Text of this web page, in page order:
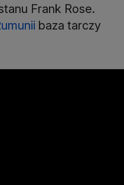
Frank Rose.
baza tarczy